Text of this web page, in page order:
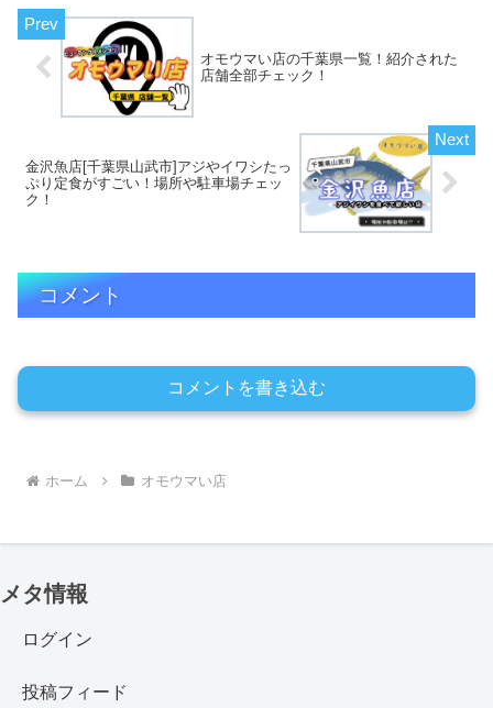
オモウマい店の千葉県一覧！紹介された
店舗全部チェック！
金沢魚店[千葉県山武市]アジやイワシたっ
ぷり定食がすごい！場所や駐車場チェッ
ク！
コメント
コメントを書き込む
ホーム オモウマい店
メタ情報
ログイン
投稿フィード